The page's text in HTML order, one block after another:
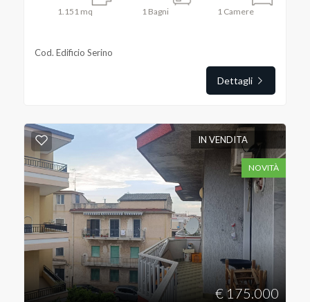
1.151mq 1Bagni 1Camere
Cod. Edificio Serino
Dettagli
IN VENDITA
NOVITÀ
€ 175.000